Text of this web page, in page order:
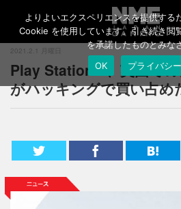
2021.2.1 月曜日
Play Station 5、英国で
がハッキングで買い占め
よりよいエクスペリエンスを提供する
Cookie を使用しています。引き続き閲
を承諾したものとみな
OK
プライバシ